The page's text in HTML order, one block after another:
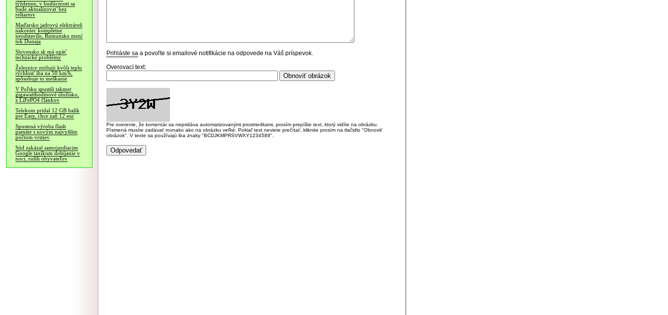
týždenne, v budúcnosti sa
bude aktualizovať bez
reštartov
Maďarsko jadrovú elektráreň
nakoniec kompletne
neodstavilo, Rumunsko mení
tok Dunaja
Slovensko.sk má opäť
technické problémy
Železnice znižujú kvôli teplu
rýchlosť iba na 50 km/h,
spôsobuje to meškanie
V Poľsku spustili takmer
gigawatthodinové úložisko,
z LiFePO4 článkov
Telekom pridal 12 GB balík
pre Easy, chce zaň 12 eur
Spustená výroba flash
pamäte s novým najvyšším
počtom vrstiev
Súd zakázal samojazdiacim
Google taxíkom dobíjanie v
noci, rušili obyvateľov
Prihláste sa a povoľte si emailové notifikácie na odpovede na Váš príspevok.
Overovací text:
Pre overenie, že komentár sa nepridáva automatizovanými prostriedkami, prosím prepíšte text, ktorý vidíte na obrázku.
Písmená musíte zadávať rovnako ako na obrázku veľké. Pokiaľ text neviete prečítať, kliknite prosím na tlačidlo "Obnoviť
obrázok". V texte sa používajú iba znaky "BCDJKMPRSVWXY1234589".